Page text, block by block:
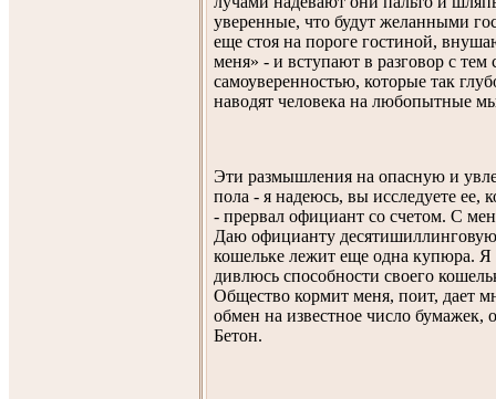
уверенные, что будут желанными
еще стоя на пороге гостиной,
меня» - и вступают в разговор с
самоуверенностью, которые так
наводят человека на любопытные
Эти размышления на опасную и
пола - я надеюсь, вы исследуете ее,
- прервал официант со счетом. С
Даю официанту
кошельке лежит еще одна купюра. Я
дивлюсь способности своего
Общество кормит меня, поит, дает
обмен на известное число
Бетон.